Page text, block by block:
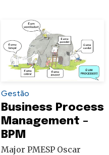
Gestão
Business Process
Management –
BPM
Major PMESP Oscar